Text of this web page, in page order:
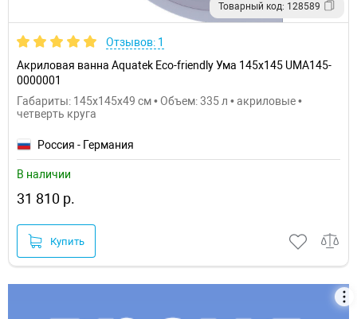
Товарный код: 128589
Отзывов: 1
Акриловая ванна Aquatek Eco-friendly Ума 145х145 UMA145-
0000001
Габариты: 145x145x49 см • Объем: 335 л • акриловые •
четверть круга
Россия - Германия
В наличии
31 810 р.
Купить